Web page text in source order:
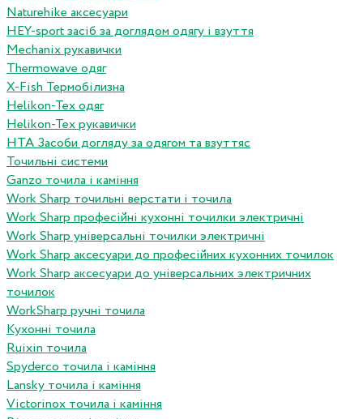
Naturehike аксесуари
HEY-sport засіб за доглядом одягу і взуття
Mechanix рукавички
Thermowave одяг
X-Fish Термобілизна
Helikon-Tex одяг
Helikon-Tex рукавички
HTA Засоби догляду за одягом та взуттяс
Точильні системи
Ganzo точила і каміння
Work Sharp точильні верстати і точила
Work Sharp професiйнi кухоннi точилки электричнi
Work Sharp унiверсальнi точилки электричнi
Work Sharp аксесуари до професiйних кухонних точилок
Work Sharp аксесуари до унiверсальних электричних
точилок
WorkSharp ручні точила
Кухонні точила
Ruixin точила
Spyderco точила і каміння
Lansky точила і каміння
Victorinox точила і каміння